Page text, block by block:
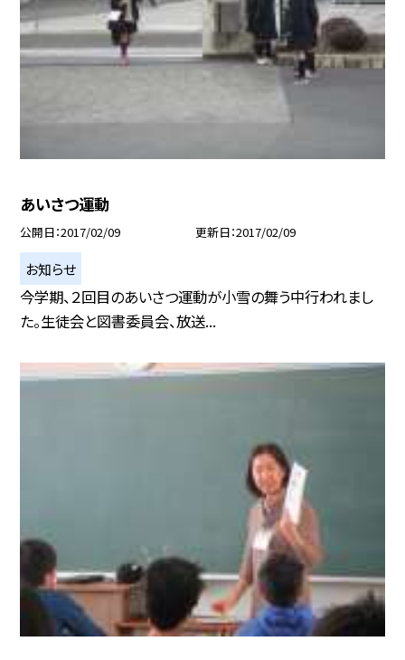
あいさつ運動
公開日 2017/02/09 更新日 2017/02/09
お知らせ
今学期、２回目のあいさつ運動が小雪の舞う中行われまし
た。生徒会と図書委員会、放送...